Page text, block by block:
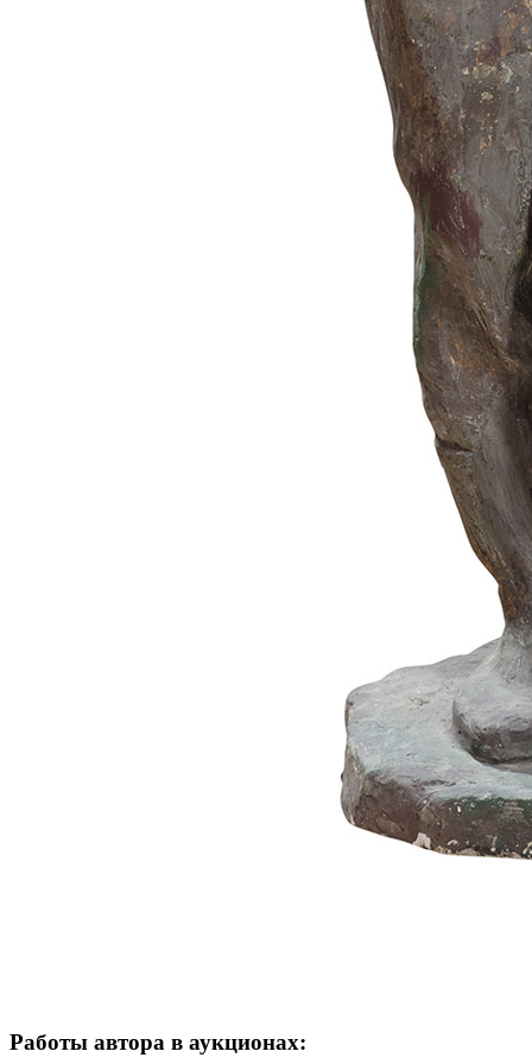
Работы автора в аукционах: